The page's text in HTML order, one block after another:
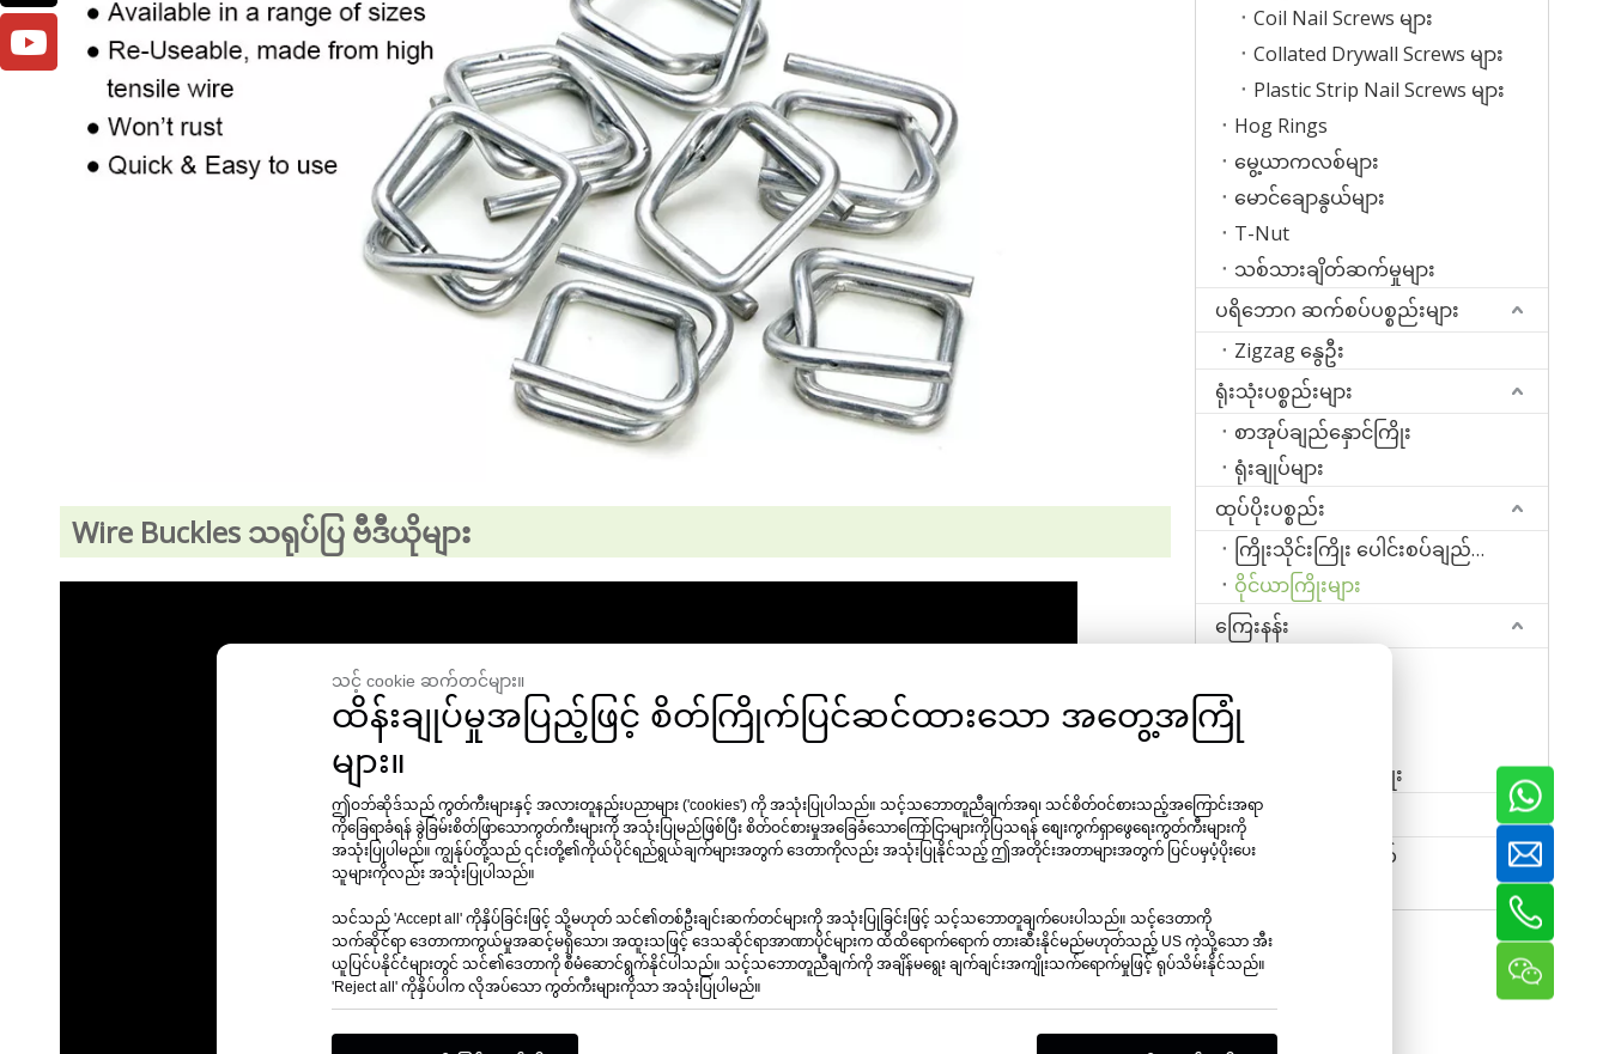
Wire Buckles သရုပ်ပြ ဗီဒီယိုများ
Coil Nail Screws များ
Collated Drywall Screws များ
Plastic Strip Nail Screws များ
Hog Rings
မွေ့ယာကလစ်များ
မောင်ချောနွယ်များ
T-Nut
သစ်သားချိတ်ဆက်မှုများ
ပရိဘောဂ ဆက်စပ်ပစ္စည်းများ
Zigzag နွေဦး
ရုံးသုံးပစ္စည်းများ
စာအုပ်ချည်နှောင်ကြိုး
ရုံးချုပ်များ
ထုပ်ပိုးပစ္စည်း
ကြိုးသိုင်းကြိုး ပေါင်းစပ်ချည်နှောင်ခြင်း။
ဝိုင်ယာကြိုးများ
ကြေးနန်း
Staple Wire Band
ဂဟေဆော်သောကြိုး
စက်
လက်သည်းလုပ်စက်
သင့် cookie ဆက်တင်များ။
ထိန်းချုပ်မှုအပြည့်ဖြင့် စိတ်ကြိုက်ပြင်ဆင်ထားသော အတွေ့အကြုံ
များ။
ဤဝဘ်ဆိုဒ်သည် ကွတ်ကီးများနှင့် အလားတူနည်းပညာများ ('cookies') ကို အသုံးပြုပါသည်။ သင့်သဘောတူညီချက်အရ၊ သင်စိတ်ဝင်စားသည့်အကြောင်းအရာ
ကိုခြေရာခံရန် ခွဲခြမ်းစိတ်ဖြာသောကွတ်ကီးများကို အသုံးပြုမည်ဖြစ်ပြီး စိတ်ဝင်စားမှုအခြေခံသောကြော်ငြာများကိုပြသရန် စျေးကွက်ရှာဖွေရေးကွတ်ကီးများကို
အသုံးပြုပါမည်။ ကျွန်ုပ်တို့သည် ၎င်းတို့၏ကိုယ်ပိုင်ရည်ရွယ်ချက်များအတွက် ဒေတာကိုလည်း အသုံးပြုနိုင်သည့် ဤအတိုင်းအတာများအတွက် ပြင်ပမှပံ့ပိုးပေး
သူများကိုလည်း အသုံးပြုပါသည်။
သင်သည် 'Accept all' ကိုနှိပ်ခြင်းဖြင့် သို့မဟုတ် သင်၏တစ်ဦးချင်းဆက်တင်များကို အသုံးပြုခြင်းဖြင့် သင့်သဘောတူချက်ပေးပါသည်။ သင့်ဒေတာကို
သက်ဆိုင်ရာ ဒေတာကာကွယ်မှုအဆင့်မရှိသော၊ အထူးသဖြင့် ဒေသဆိုင်ရာအာဏာပိုင်များက ထိထိရောက်ရောက် တားဆီးနိုင်မည်မဟုတ်သည့် US ကဲ့သို့သော အီး
ယူပြင်ပနိုင်ငံများတွင် သင်၏ဒေတာကို စီမံဆောင်ရွက်နိုင်ပါသည်။ သင့်သဘောတူညီချက်ကို အချိန်မရွေး ချက်ချင်းအကျိုးသက်ရောက်မှုဖြင့် ရုပ်သိမ်းနိုင်သည်။
'Reject all' ကိုနှိပ်ပါက လိုအပ်သော ကွတ်ကီးများကိုသာ အသုံးပြုပါမည်။